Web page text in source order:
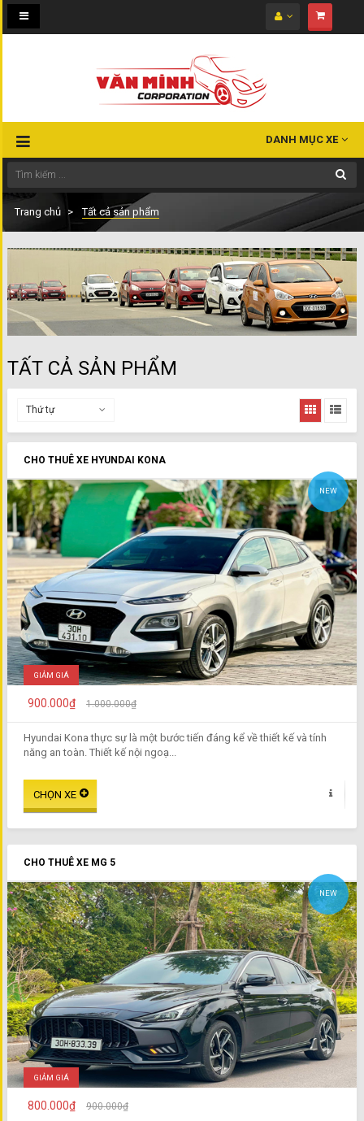
Toggle
navigation
DANH MỤC XE
Trang chủ Tất cả sản phẩm
TẤT CẢ SẢN PHẨM
Thứ tự
CHO THUÊ XE HYUNDAI KONA
NEW
GIẢM GIÁ
900.000₫ 1.000.000₫
Hyundai Kona thực sự là một bước tiến đáng kể về thiết kế và tính
năng an toàn. Thiết kế nội ngoạ...
CHO THUÊ XE MG 5
NEW
GIẢM GIÁ
800.000₫ 900.000₫